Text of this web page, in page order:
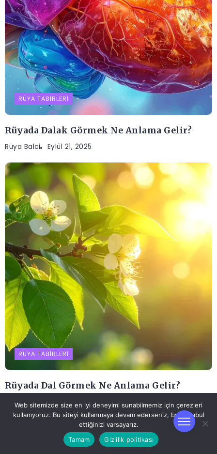
RÜYA TABIRLERI
Rüyada Dalak Görmek Ne Anlama Gelir?
Rüya Balci Eylül 21, 2025
RÜYA TABIRLERI
Rüyada Dal Görmek Ne Anlama Gelir?
Rüya Balci Eylül 21, 2025
Web sitemizde size en iyi deneyimi sunabilmemiz için çerezleri
kullanıyoruz. Bu siteyi kullanmaya devam ederseniz, bunu kabul
ettiğinizi varsayarız.
Tamam
Gizlilik politikası